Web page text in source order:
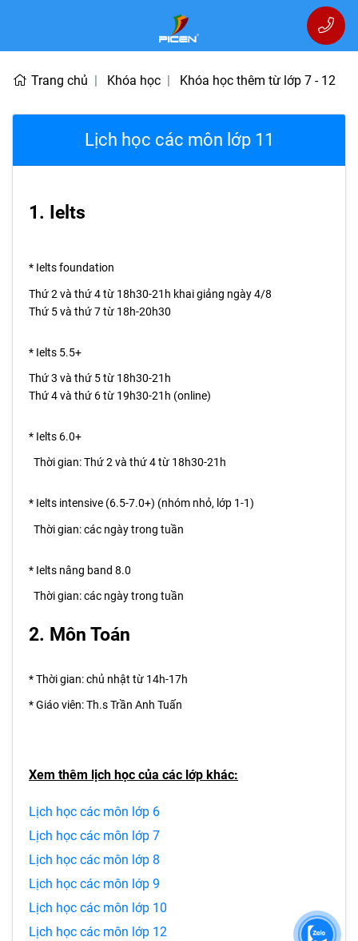
Trang chủ Khóa học Khóa học thêm từ lớp 7 - 12
Lịch học các môn lớp 11
1. Ielts
* Ielts foundation
Thứ 2 và thứ 4 từ 18h30-21h khai giảng ngày 4/8
Thứ 5 và thứ 7 từ 18h-20h30
* Ielts 5.5+
Thứ 3 và thứ 5 từ 18h30-21h
Thứ 4 và thứ 6 từ 19h30-21h (online)
* Ielts 6.0+
Thời gian:Thứ 2 và thứ 4 từ 18h30-21h
* Ielts intensive (6.5-7.0+) (nhóm nhỏ, lớp 1-1)
Thời gian: các ngày trong tuần
* Ielts nâng band 8.0
Thời gian: các ngày trong tuần
2. Môn Toán
*Thời gian: chủ nhật từ 14h-17h
* Giáo viên: Th.s Trần Anh Tuấn
Xem thêm lịch học của các lớp khác:
Lịch học các môn lớp 6
Lịch học các môn lớp 7
Lịch học các môn lớp 8
Lịch học các môn lớp 9
Lịch học các môn lớp 10
Lịch học các môn lớp 12​